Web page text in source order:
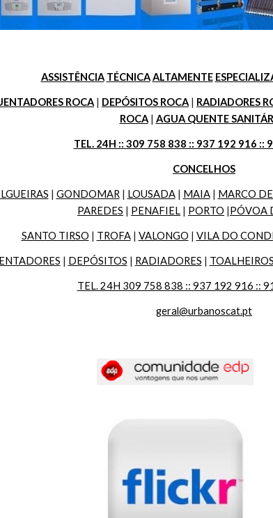
ASSISTÊNCIA TÉCNICA ALTAMENTE
ROCA | DEPÓSITOS ROCA | RADIADORES
ROCA | AGUA QUENTE
TEL. 24H :: 309 758 838 :: 937 192 916 ::
CONCELHOS
| GONDOMAR | LOUSADA | MAIA | MARCO
PAREDES | PENAFIEL | PORTO |PÓVOA
SANTO TIRSO | TROFA | VALONGO | VILA DO
| DEPÓSITOS | RADIADORES |
TEL. 24H 309 758 838 :: 937 192 916 ::
geral@urbanoscat.pt